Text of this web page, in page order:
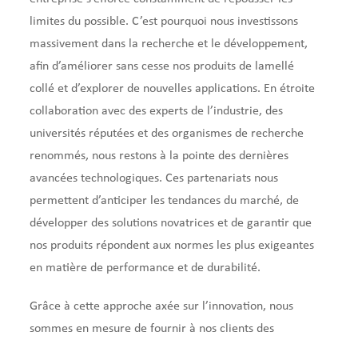
limites du possible. C’est pourquoi nous investissons
massivement dans la recherche et le développement,
afin d’améliorer sans cesse nos produits de lamellé
collé et d’explorer de nouvelles applications. En étroite
collaboration avec des experts de l’industrie, des
universités réputées et des organismes de recherche
renommés, nous restons à la pointe des dernières
avancées technologiques. Ces partenariats nous
permettent d’anticiper les tendances du marché, de
développer des solutions novatrices et de garantir que
nos produits répondent aux normes les plus exigeantes
en matière de performance et de durabilité.
Grâce à cette approche axée sur l’innovation, nous
sommes en mesure de fournir à nos clients des